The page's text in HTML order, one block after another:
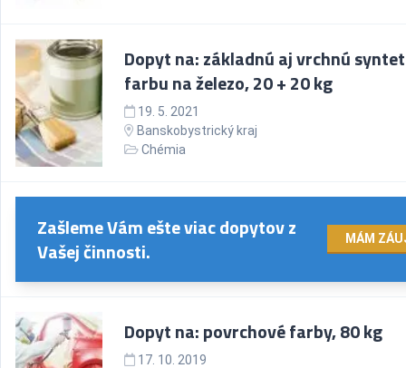
Dopyt na: základnú aj vrchnú
farbu na železo, 20 + 20 kg
19. 5. 2021
Banskobystrický kraj
Chémia
Zašleme Vám ešte viac dopytov z
Vašej činnosti.
MÁM
Dopyt na: povrchové farby, 80 kg
17. 10. 2019